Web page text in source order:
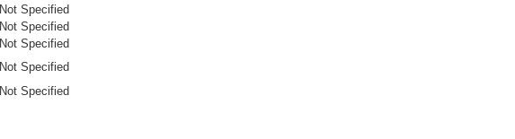
Not Specified
Not Specified
Not Specified
Not Specified
Not Specified